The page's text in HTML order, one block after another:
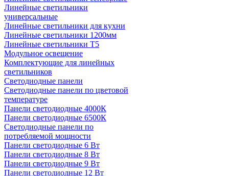
Линейные светильники
универсальные
Линейные светильники для кухни
Линейные светильники 1200мм
Линейные светильники Т5
Модульное освещение
Комплектующие для линейных
светильников
Светодиодные панели
Светодиодные панели по цветовой
температуре
Панели светодиодные 4000К
Панели светодиодные 6500К
Светодиодные панели по
потребляемой мощности
Панели светодиодные 6 Вт
Панели светодиодные 8 Вт
Панели светодиодные 9 Вт
Панели светодиодные 12 Вт